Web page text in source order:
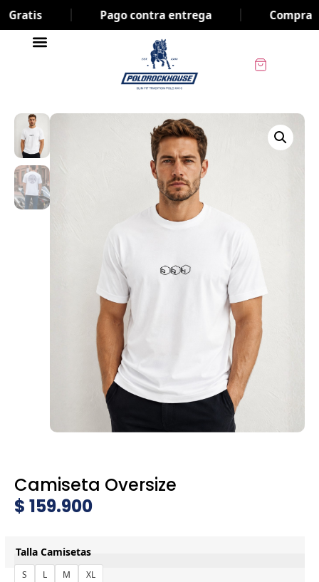
Pago contra entrega Compra
Camiseta Oversize
$ 159.900
Talla Camisetas
S L M XL